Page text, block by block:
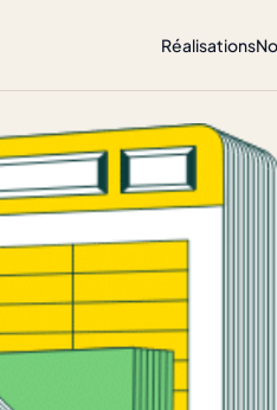
Réalisations